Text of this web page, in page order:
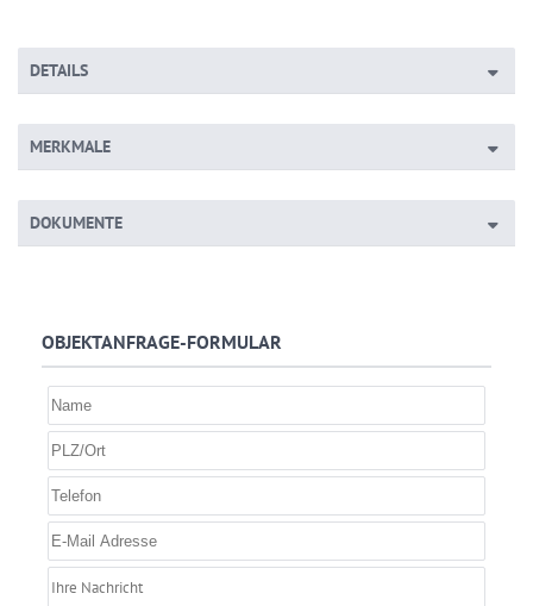
DETAILS
MERKMALE
DOKUMENTE
OBJEKTANFRAGE-FORMULAR